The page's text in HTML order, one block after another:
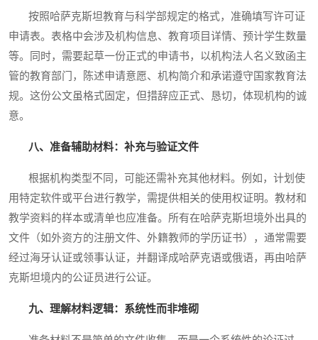
按照哈萨克斯坦教育与科学部规定的格式，准确填写许可证
申请表。表格中会涉及机构信息、教育项目详情、预计学生数量
等。同时，需要起草一份正式的申请书，以机构法人名义致函主
管的教育部门，陈述申请意愿、机构简介和承诺遵守国家教育法
规。这份公文虽格式固定，但措辞应正式、恳切，体现机构的诚
意。
八、准备辅助材料：补充与验证文件
根据机构类型不同，可能还需补充其他材料。例如，计划使
用特定软件或平台进行教学，需提供相关的使用权证明。教材和
教学资料的样本或清单也应准备。所有在哈萨克斯坦境外出具的
文件（如外资方的注册文件、外籍教师的学历证书），通常需要
经过海牙认证或领事认证，并翻译成哈萨克语或俄语，再由哈萨
克斯坦境内的公证员进行公证。
九、理解材料逻辑：系统性而非堆砌